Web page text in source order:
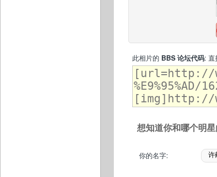
此相片的 BBS 论坛代码: 直
想知道你和哪个明
你的名字: